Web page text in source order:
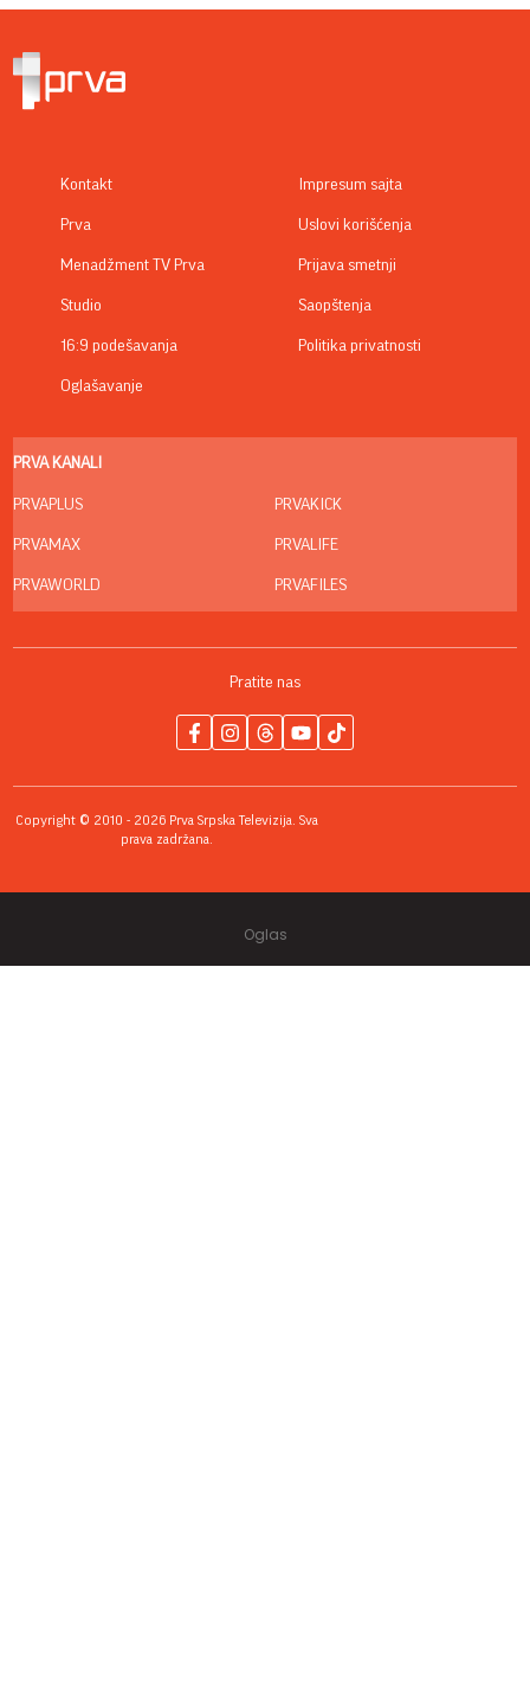
Kontakt
Prva
Menadžment TV Prva
Studio
16:9 podešavanja
Oglašavanje
Impresum sajta
Uslovi korišćenja
Prijava smetnji
Saopštenja
Politika privatnosti
PRVA KANALI
PRVAPLUS
PRVAMAX
PRVAWORLD
PRVAKICK
PRVALIFE
PRVAFILES
Pratite nas
Copyright © 2010 - 2026 Prva Srpska Televizija. Sva
prava zadržana.